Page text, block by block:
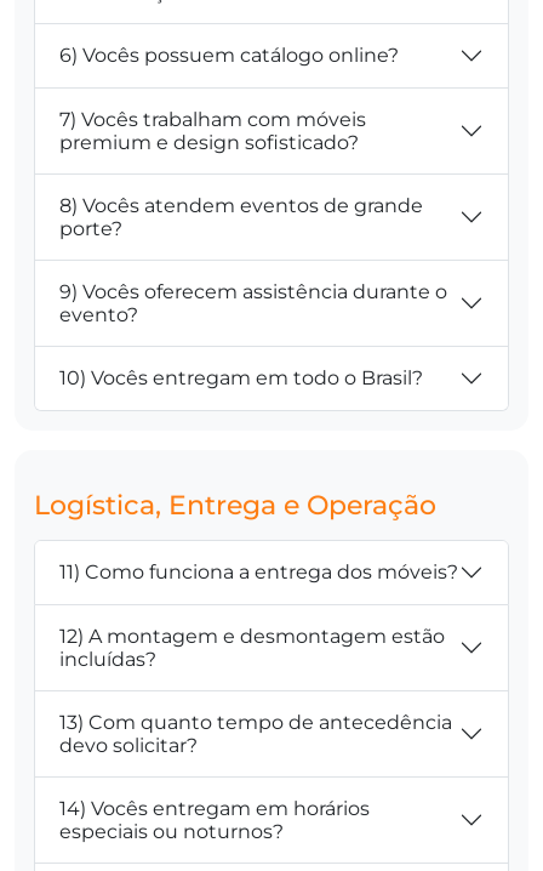
6) Vocês possuem catálogo online?
7) Vocês trabalham com móveis
premium e design sofisticado?
8) Vocês atendem eventos de grande
porte?
9) Vocês oferecem assistência durante o
evento?
10) Vocês entregam em todo o Brasil?
Logística, Entrega e Operação
11) Como funciona a entrega dos móveis?
12) A montagem e desmontagem estão
incluídas?
13) Com quanto tempo de antecedência
devo solicitar?
14) Vocês entregam em horários
especiais ou noturnos?